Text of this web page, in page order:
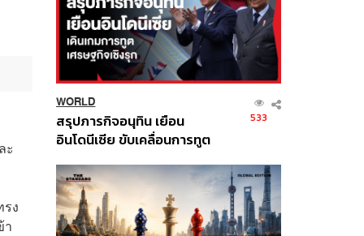
ะ
ง
า
WORLD
สรุปภารกิจอนุทิน เยือน
อินโดนีเซีย ขับเคลื่อนการทูต
ส่วนยุทธศาสตร์ไทย –
อินโดนีเซีย
533